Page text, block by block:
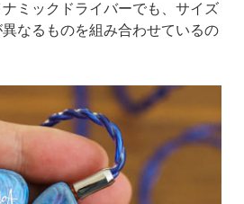
ミックドライバーでも、サイズ
なるものを組み合わせているの